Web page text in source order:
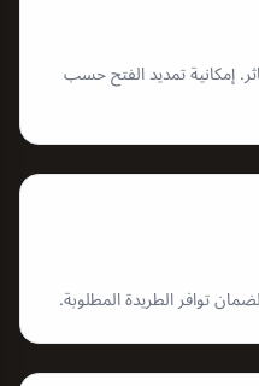
إمكانية تمديد الفتح حسب
توافر الطريدة المطلوبة.